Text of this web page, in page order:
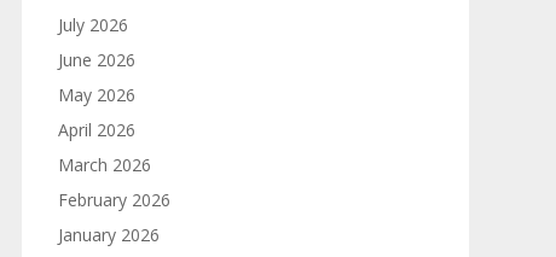
July 2026
June 2026
May 2026
April 2026
March 2026
February 2026
January 2026